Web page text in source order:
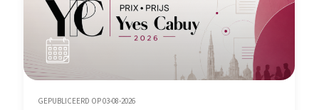
GEPUBLICEERD OP 03-08-2026